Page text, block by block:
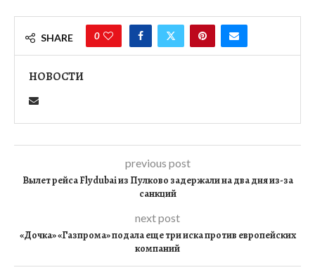
SHARE 0
НОВОСТИ
previous post
Вылет рейса Flydubai из Пулково задержали на два дня из-за
санкций
next post
«Дочка» «Газпрома» подала еще три иска против европейских
компаний